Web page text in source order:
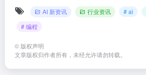
AI 新资讯 行业资讯 # ai
# 编程
© 版权声明
文章版权归作者所有，未经允许请勿转载。